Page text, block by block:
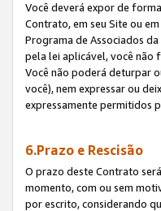
Você deverá expor de
Contrato, em seu Site ou
Programa de Associados
pela lei aplicável, você não
Você não poderá deturpar
você), nem expressar ou
expressamente permitidos
6.Prazo e Rescisão
O prazo deste Contrato
momento, com ou sem
por escrito, considerando